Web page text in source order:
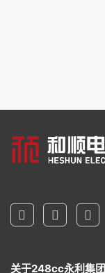
关于248cc永利集团